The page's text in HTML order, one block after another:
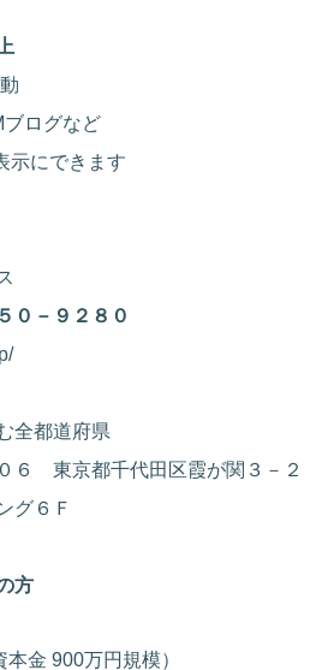
ログなど
示にできます
０－９２８０
全都道府県
６ 東京都千代田区霞が関３－２
グ６Ｆ
方
金 900万円規模）